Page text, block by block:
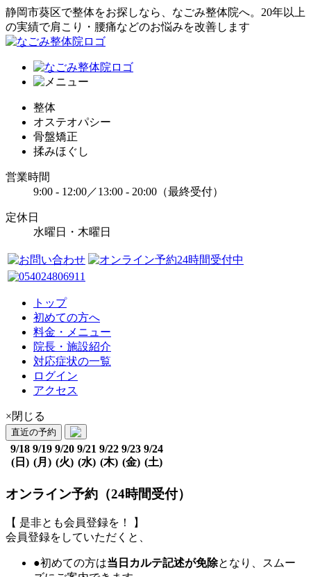
静岡市葵区で整体をお探しなら、なごみ整体院へ。20年以上
の実績で肩こり・腰痛などのお悩みを改善します
整体
オステオパシー
骨盤矯正
揉みほぐし
営業時間
9:00 - 12:00／13:00 - 20:00（最終受付）
定休日
水曜日・木曜日
トップ
初めての方へ
料金・メニュー
院長・施設紹介
対応症状の一覧
ログイン
アクセス
×閉じる
直近の予約
9/18
(日)
9/19
(月)
9/20
(火)
9/21
(水)
9/22
(木)
9/23
(金)
9/24
(土)
オンライン予約（24時間受付）
【 是非とも会員登録を！ 】
会員登録をしていただくと、
●初めての方は当日カルテ記述が免除となり、スムー